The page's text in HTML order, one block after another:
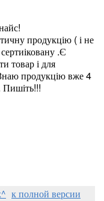
продукцію ( і не
.Є
товар і для
продукцію вже 4
Пишіть!!!
к полной версии